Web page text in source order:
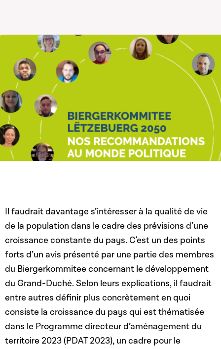
Il faudrait davantage s’intéresser à la qualité de vie
de la population dans le cadre des prévisions d’une
croissance constante du pays. C'est un des points
forts d’un avis présenté par une partie des membres
du Biergerkommitee concernant le développement
du Grand-Duché. Selon leurs explications, il faudrait
entre autres définir plus concrètement en quoi
consiste la croissance du pays qui est thématisée
dans le Programme directeur d’aménagement du
territoire 2023 (PDAT 2023), un cadre pour le